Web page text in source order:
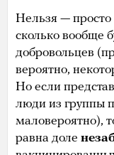
Нельзя —
сколько вообще
добровольцев
вероятно,
Но если
люди из группы
маловероятно),
равна доле